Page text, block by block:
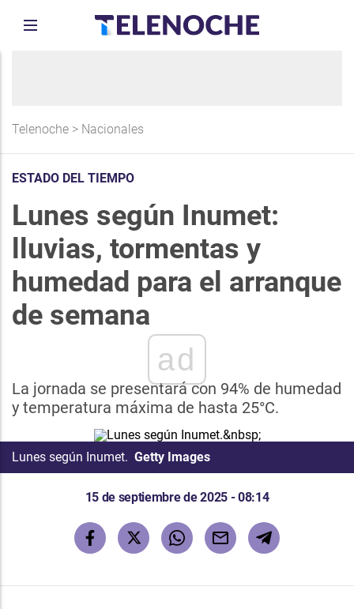
Telenoche > Nacionales
ESTADO DEL TIEMPO
Lunes según Inumet:
lluvias, tormentas y
humedad para el arranque
de semana
ad
La jornada se presentará con 94% de humedad
y temperatura máxima de hasta 25°C.
Lunes según Inumet. Getty Images
15 de septiembre de 2025 - 08:14